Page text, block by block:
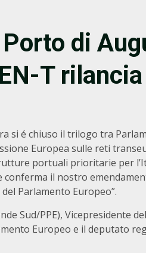
di
T
si é chiuso il trilogo tra
Europea sulle reti
portuali prioritarie per
il nostro
Parlamento Europeo”.
Sud/PPE), Vicepresidente
Europeo e il deputato